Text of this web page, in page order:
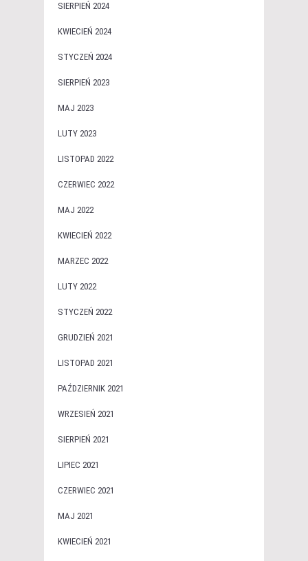
SIERPIEŃ 2024
KWIECIEŃ 2024
STYCZEŃ 2024
SIERPIEŃ 2023
MAJ 2023
LUTY 2023
LISTOPAD 2022
CZERWIEC 2022
MAJ 2022
KWIECIEŃ 2022
MARZEC 2022
LUTY 2022
STYCZEŃ 2022
GRUDZIEŃ 2021
LISTOPAD 2021
PAŹDZIERNIK 2021
WRZESIEŃ 2021
SIERPIEŃ 2021
LIPIEC 2021
CZERWIEC 2021
MAJ 2021
KWIECIEŃ 2021